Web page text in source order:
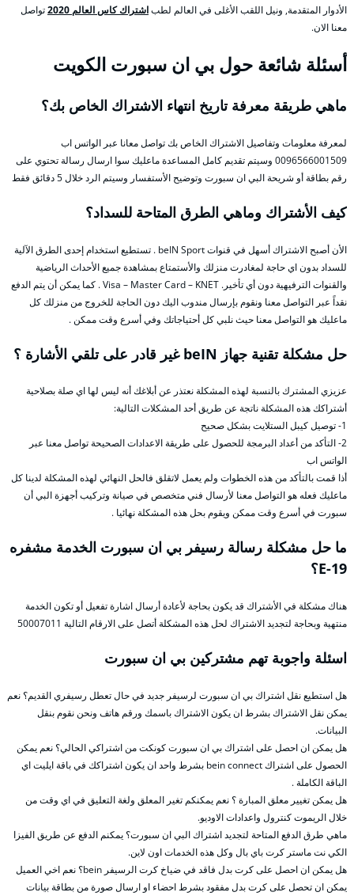
الأدوار المتقدمة, ونيل اللقب الأغلى في العالم لطباشتراك كاس العالم 2020
تواصل
معنا الان.
أسئلة شائعة حول بي ان سبورت الكويت
ماهي طريقة معرفة تاريخ انتهاء الاشتراك الخاص بك؟
لمعرفة معلومات وتفاصيل الاشتراك الخاص بك تواصل معانا عبر الواتس اب
0096566001509 وسيتم تقديم كامل المساعدة ماعليك سوا ارسال رسالة تحتوي على
رقم بطاقة أو شريحة البي ان سبورت وتوضيح الأستفسار وسيتم الرد خلال 5 دقائق فقط
كيف الأشتراك وماهي الطرق المتاحة للسداد؟
الأن أصبح الاشتراك أسهل في قنوات beIN Sport . تستطيع استخدام إحدى الطرق الآلية
للسداد بدون اي حاجة لمغادرت منزلك والأستمتاع بمشاهدة جميع الأحداث الرياضية
والقنوات الترفيهية دون أي تأخير. Visa – Master Card – KNET . كما يمكن أن يتم الدفع
نقداً عبر التواصل معنا ونقوم بإرسال مندوب اليك دون الحاجة للخروج من منزلك كل
ماعليك هو التواصل معنا حيث نلبي كل أحتياجاتك وفي أسرع وقت ممكن .
حل مشكلة تقنية جهاز beIN غير قادر على تلقي الأشارة ؟
عزيزي المشترك بالنسبة لهذه المشكلة نعتذر عن أبلاغك أنه ليس لها اي صلة بصلاحية
أشتراكك هذه المشكلة ناتجة عن طريق أحد المشكلات التالية:
1- توصيل كيبل الستلايت بشكل صحيح
2- التأكد من أعداد البرمجة للحصول على طريقة الاعدادات الصحيحة تواصل معنا عبر
الواتس اب
أذا قمت بالتأكد من هذه الخطوات ولم يعمل لاتقلق فالحل النهائي لهذه المشكلة لدينا كل
ماعليك فعله هو التواصل معنا لأرسال فني متخصص في صيانة وتركيب أجهزة البي أن
سبورت في أسرع وقت ممكن ويقوم بحل هذه المشكلة نهائيا .
ما حل مشكلة رسالة رسيفر بي ان سبورت الخدمة مشفره
E-19؟
هناك مشكلة في الأشتراك قد يكون بحاجة لأعادة أرسال اشارة تفعيل أو تكون الخدمة
منتهية وبحاجة لتجديد الاشتراك لحل هذه المشكلة أتصل على الارقام التالية 50007011
اسئلة واجوبة تهم مشتركين بي ان سبورت
هل استطيع نقل اشتراك بي ان سبورت لرسيفر جديد في حال تعطل رسيفري القديم؟ نعم
يمكن نقل الاشتراك بشرط ان يكون الاشتراك باسمك ورقم هاتف ونحن نقوم بنقل
البيانات.
هل يمكن ان احصل على اشتراك بي ان سبورت كونكت من اشتراكي الحالي؟ نعم يمكن
الحصول على اشتراك bein connect بشرط واحد ان يكون اشتراكك في باقة ايليت اي
الباقة الكاملة .
هل يمكن تغيير معلق المبارة ؟ نعم يمكنكم تغير المعلق ولغة التعليق في اي وقت من
خلال الريموت كنترول واعدادات الاوديو.
ماهي طرق الدفع المتاحة لتجديد اشتراك البي ان سبورت؟ يمكنم الدفع عن طريق الفيزا
الكي نت ماستر كرت باي بال وكل هذه الخدمات اون لاين.
هل يمكن ان احصل على كرت بدل فاقد في ضياخ كرت الرسيفر bein؟ نعم اخي العميل
يمكن ان تحصل على كرت بدل مفقود بشرط احضاء او ارسال صورة من بطاقة بيانات